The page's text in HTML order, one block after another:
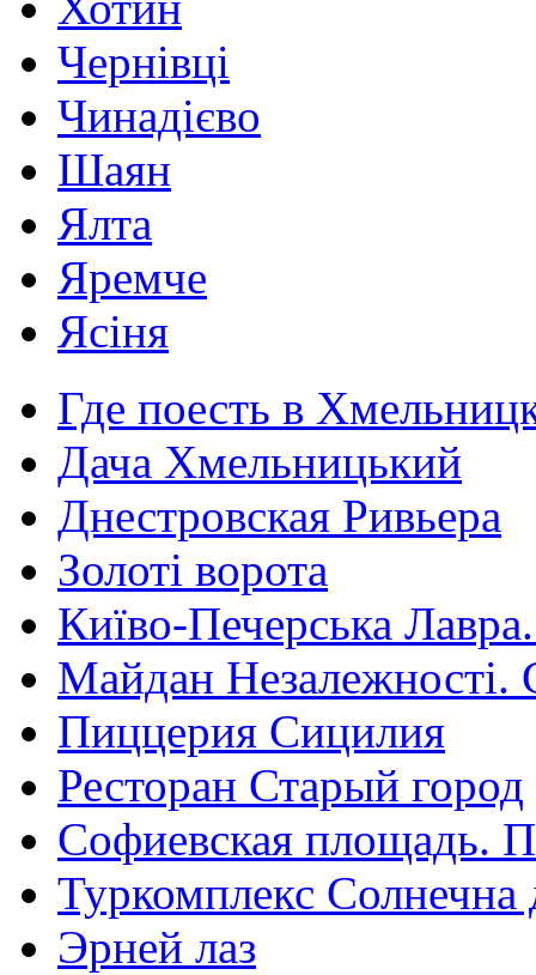
Чернівці
Чинадієво
Шаян
Ялта
Яремче
Ясіня
Где поесть в
Дача Хмельницький
Днестровская Ривьера
Золоті ворота
Київо-Печерська
Майдан Незалежності.
Пиццерия Сицилия
Ресторан Старый город
Софиевская площадь.
Туркомплекс Солнечна
Эрней лаз